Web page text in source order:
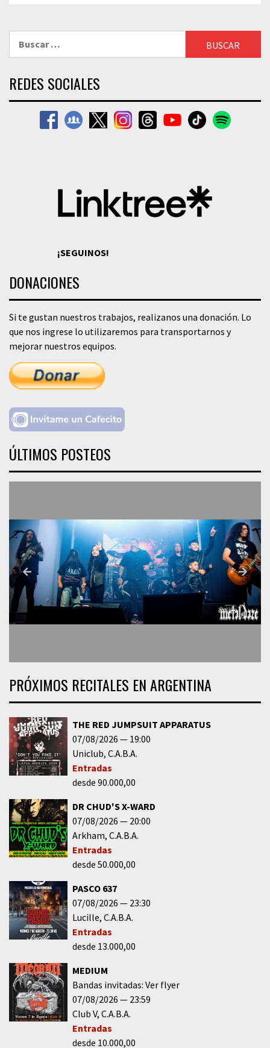
REDES SOCIALES
¡SEGUINOS!
DONACIONES
Si te gustan nuestros trabajos, realizanos una donación. Lo
que nos ingrese lo utilizaremos para transportarnos y
mejorar nuestros equipos.
ÚLTIMOS POSTEOS
PRÓXIMOS RECITALES EN ARGENTINA
THE RED JUMPSUIT APPARATUS
07/08/2026
19:00
Uniclub C.A.B.A.
Entradas
desde 90.000,00
DR CHUD'S X-WARD
07/08/2026
20:00
Arkham C.A.B.A.
Entradas
desde 50.000,00
PASCO 637
07/08/2026
23:30
Lucille C.A.B.A.
Entradas
desde 13.000,00
MEDIUM
Bandas invitadas: Ver flyer
07/08/2026
23:59
Club V C.A.B.A.
Entradas
desde 10.000,00